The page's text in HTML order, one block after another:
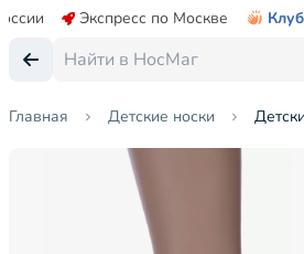
Экспресс по Москве
Главная Детские носки